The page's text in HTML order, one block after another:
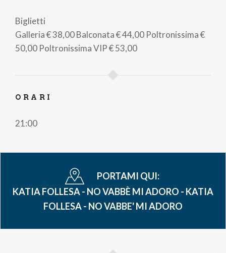
Biglietti
Galleria€ 38,00Balconata€ 44,00 Poltronissima€
50,00 Poltronissima VIP€ 53,00
ORARI
21:00
PORTAMI QUI:
KATIA FOLLESA - NO VABBÈ MI ADORO - KATIA
FOLLESA - NO VABBE' MI ADORO